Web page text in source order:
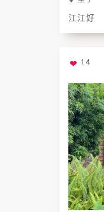
江江好
14